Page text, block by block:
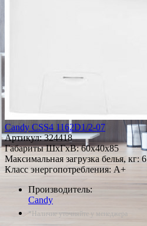
Candy CSS4 1162D1/2-07
Артикул:324418
Габариты ШxГxВ: 60x40x85
Максимальная загрузка белья, кг: 6
Класс энергопотребления: A+
Производитель:
Candy
*Наличие уточняйте у менеджера